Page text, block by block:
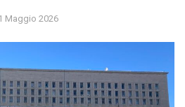
Maggio 2026